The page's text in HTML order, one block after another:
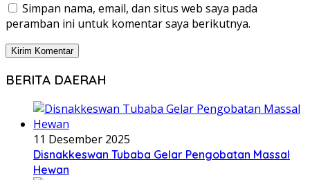
Simpan nama, email, dan situs web saya pada
peramban ini untuk komentar saya berikutnya.
BERITA DAERAH
11 Desember 2025
Disnakkeswan Tubaba Gelar Pengobatan Massal
Hewan